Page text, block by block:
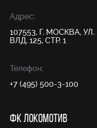
Адрес:
107553, Г. МОСКВА,
ВЛД. 125, СТР. 1
Телефон:
+7 (495) 500-3-100
ФК ЛОКОМОТИВ